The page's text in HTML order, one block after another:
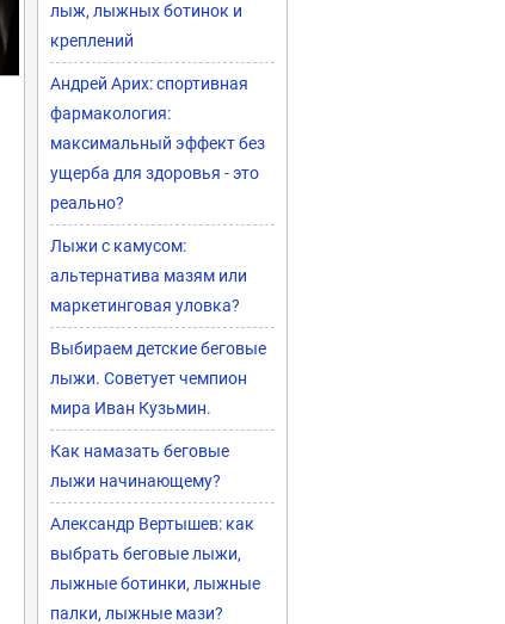
лыж, лыжных ботинок и
креплений
Андрей Арих: спортивная
фармакология:
максимальный эффект без
ущерба для здоровья - это
реально?
Лыжи с камусом:
альтернатива мазям или
маркетинговая уловка?
Выбираем детские беговые
лыжи. Советует чемпион
мира Иван Кузьмин.
Как намазать беговые
лыжи начинающему?
Александр Вертышев: как
выбрать беговые лыжи,
лыжные ботинки, лыжные
палки, лыжные мази?